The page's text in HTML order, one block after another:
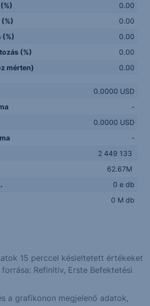
0.00
0.00
(%)
0.00
(%)
0.00
mérten)
0.00
0.0000 USD
-
0.0000 USD
-
2 449 133
62.67M
0 e db
0 M db
15 perccel késleltetett értékeket
Refinitiv, Erste Befektetési
a grafikonon megjelenő adatok,